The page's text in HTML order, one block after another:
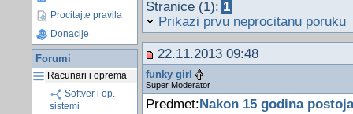
Procitajte pravila
Donacije
Forumi
Racunari i oprema
Softver i op.
sistemi
Stranice (1): 1
Prikazi prvu neprocitanu poruku
22.11.2013 09:48
funky girl
Super Moderator
Predmet: Nakon 15 godina